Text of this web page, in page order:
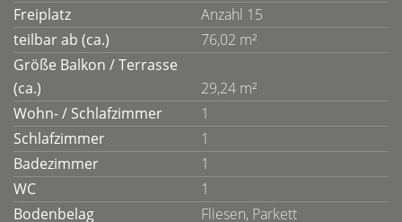
Freiplatz
Anzahl 15
teilbar ab (ca.)
76,02 m²
Größe Balkon / Terrasse
(ca.)
29,24 m²
Wohn- / Schlafzimmer
1
Schlafzimmer
1
Badezimmer
1
WC
1
Bodenbelag
Fliesen, Parkett